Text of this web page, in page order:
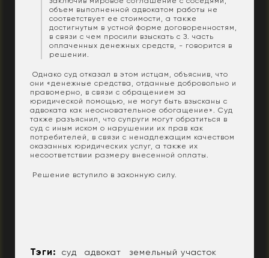
объем выполненной адвокатом работы не
соответствует ее стоимости, а также
достигнутым в устной форме договоренностям,
в связи с чем просили взыскать с З. часть
оплаченных денежных средств, - говорится в
решении.
Однако суд отказал в этом истцам, объяснив, что
они «денежные средства, отданные добровольно и
правомерно, в связи с обращением за
юридической помощью, не могут быть взысканы с
адвоката как неосновательное обогащение». Суд
также разъяснил, что супруги могут обратиться в
суд с иным иском о нарушении их прав как
потребителей, в связи с ненадлежащим качеством
оказанных юридических услуг, а также их
несоответствии размеру внесенной оплаты.
Решение вступило в законную силу.
Тэги: суд адвокат
земельный участок